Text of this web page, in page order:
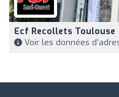
Ecf Recollets Toulouse
Voir les données